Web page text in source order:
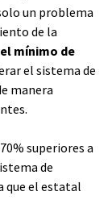
un problema
de la
mínimo de
el sistema de
manera
superiores a
de
que el estatal